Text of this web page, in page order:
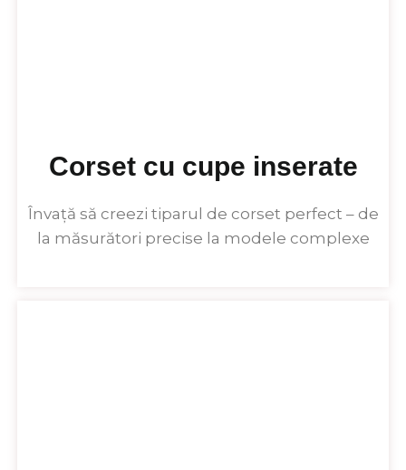
Corset cu cupe inserate
Învață să creezi tiparul de corset perfect – de
la măsurători precise la modele complexe